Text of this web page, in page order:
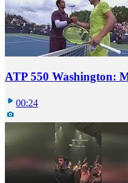
ATP 550 Washington:
00:24